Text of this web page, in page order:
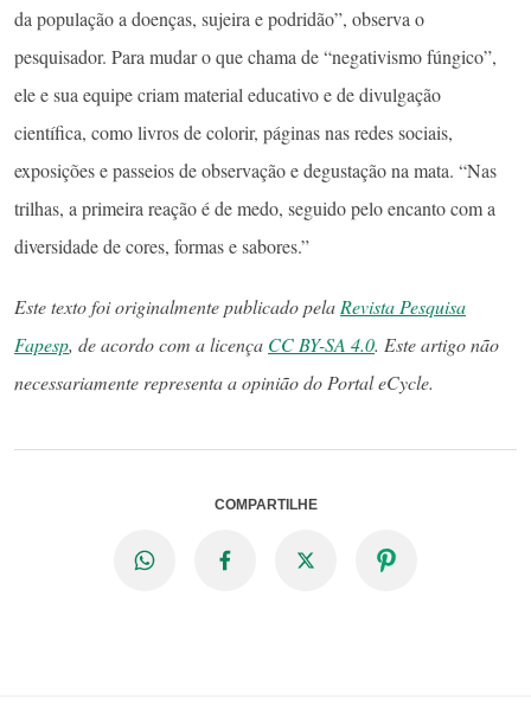
da população a doenças, sujeira e podridão”, observa o
pesquisador. Para mudar o que chama de “negativismo fúngico”,
ele e sua equipe criam material educativo e de divulgação
científica, como livros de colorir, páginas nas redes sociais,
exposições e passeios de observação e degustação na mata. “Nas
trilhas, a primeira reação é de medo, seguido pelo encanto com a
diversidade de cores, formas e sabores.”
Este texto foi originalmente publicado pela Revista Pesquisa
Fapesp, de acordo com a licença CC BY-SA 4.0. Este artigo não
necessariamente representa a opinião do Portal eCycle.
COMPARTILHE